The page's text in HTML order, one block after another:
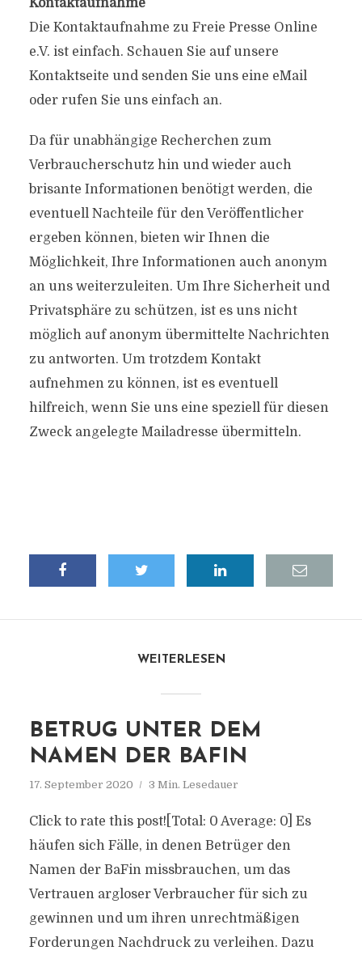
Kontaktaufnahme
Die Kontaktaufnahme zu Freie Presse Online
e.V. ist einfach. Schauen Sie auf unsere
Kontaktseite und senden Sie uns eine eMail
oder rufen Sie uns einfach an.
Da für unabhängige Recherchen zum
Verbraucherschutz hin und wieder auch
brisante Informationen benötigt werden, die
eventuell Nachteile für den Veröffentlicher
ergeben können, bieten wir Ihnen die
Möglichkeit, Ihre Informationen auch anonym
an uns weiterzuleiten. Um Ihre Sicherheit und
Privatsphäre zu schützen, ist es uns nicht
möglich auf anonym übermittelte Nachrichten
zu antworten. Um trotzdem Kontakt
aufnehmen zu können, ist es eventuell
hilfreich, wenn Sie uns eine speziell für diesen
Zweck angelegte Mailadresse übermitteln.
WEITERLESEN
BETRUG UNTER DEM
NAMEN DER BAFIN
17. September 2020 3 Min. Lesedauer
Click to rate this post![Total: 0 Average: 0] Es
häufen sich Fälle, in denen Betrüger den
Namen der BaFin missbrauchen, um das
Vertrauen argloser Verbraucher für sich zu
gewinnen und um ihren unrechtmäßigen
Forderungen Nachdruck zu verleihen. Dazu